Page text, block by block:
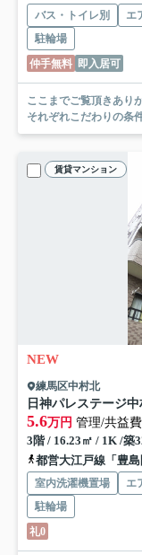
バス・トイレ別 エ
駐輪場
仲手無料 即入居可
ここまでご覧頂きありがとうございま
それぞれこだわりの条
賃貸マンション
NEW
練馬区中村北
日神パレステージ
5.6万円 管理/共益
3階 / 16.23㎡ / 1K /築
都営大江戸線「豊
室内洗濯機置場 エ
駐輪場
礼0